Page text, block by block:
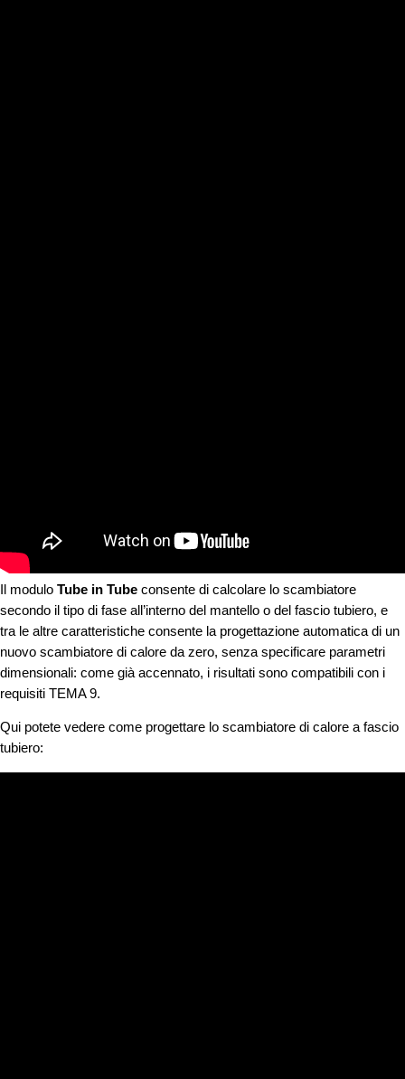
Il modulo Tube in Tube consente di calcolare lo scambiatore
secondo il tipo di fase all’interno del mantello o del fascio tubiero, e
tra le altre caratteristiche consente la progettazione automatica di un
nuovo scambiatore di calore da zero, senza specificare parametri
dimensionali: come già accennato, i risultati sono compatibili con i
requisiti TEMA 9.
Qui potete vedere come progettare lo scambiatore di calore a fascio
tubiero: